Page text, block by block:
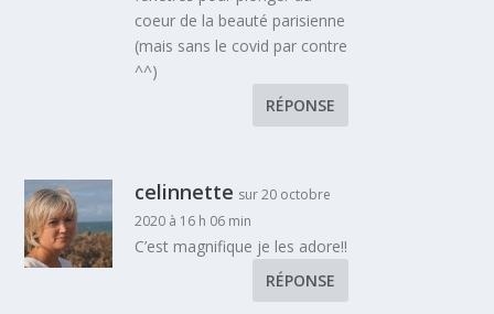
coeur de la beauté parisienne
(mais sans le covid par contre
^^)
RÉPONSE
celinnette sur 20 octobre
2020 à 16 h 06 min
C’est magnifique je les adore!!
RÉPONSE